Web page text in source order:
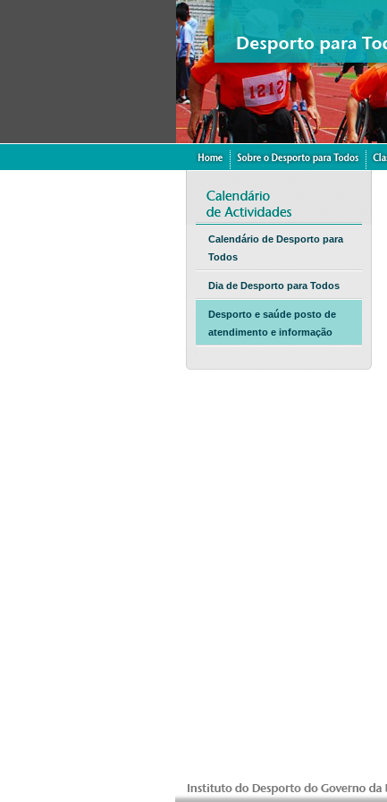
Calendário de Desporto para
Todos
Dia de Desporto para Todos
Desporto e saúde posto de
atendimento e informação